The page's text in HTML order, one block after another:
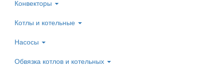
Конвекторы
Котлы и котельные
Насосы
Обвязка котлов и котельных